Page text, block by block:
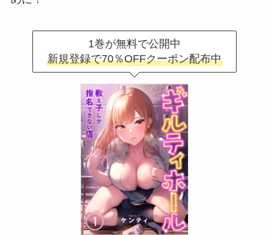
1巻が無料で公開中
新規登録で70％OFFクーポン配布中